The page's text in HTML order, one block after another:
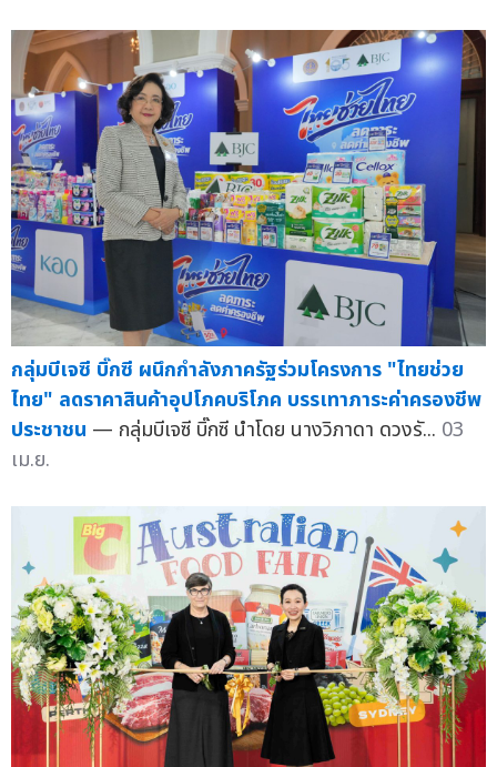
กลุ่มบีเจซี บิ๊กซี ผนึกกำลังภาครัฐร่วมโครงการ "ไทยช่วย
ไทย" ลดราคาสินค้าอุปโภคบริโภค บรรเทาภาระค่าครองชีพ
ประชาชน — กลุ่มบีเจซี บิ๊กซี นำโดย นางวิภาดา ดวงรั... 03
เม.ย.